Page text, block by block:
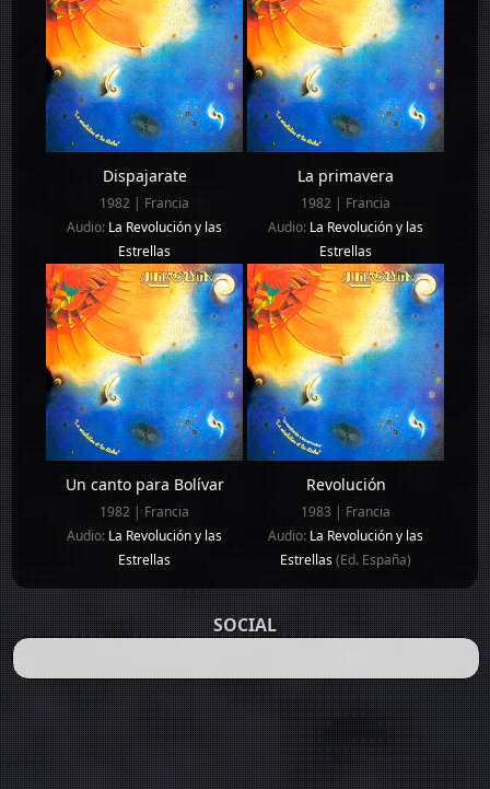
Dispajarate
1982 | Francia
Audio:La Revolución y las
Estrellas
La primavera
1982 | Francia
Audio: La Revolución y las
Estrellas
Un canto para Bolívar
1982 | Francia
Audio:La Revolución y las
Estrellas
Revolución
1983 | Francia
Audio: La Revolución y las
Estrellas(Ed. España)
SOCIAL